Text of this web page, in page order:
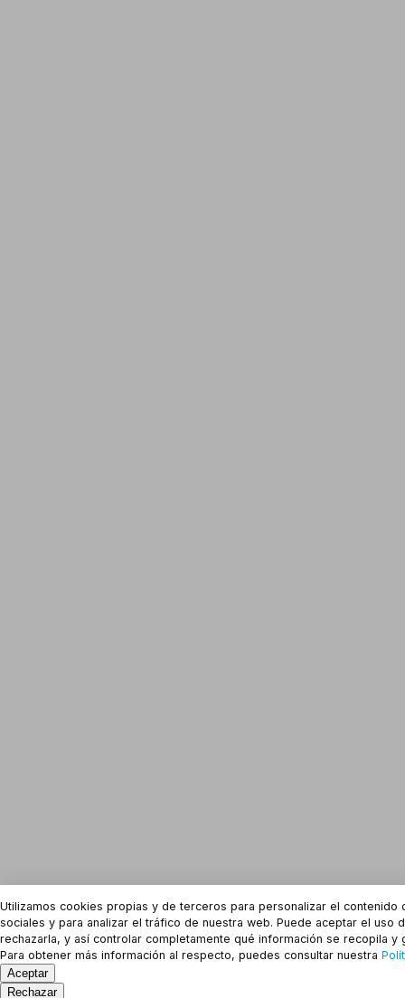
Utilizamos cookies propias y de terceros para personalizar el
sociales y para analizar el tráfico de nuestra web. Puede aceptar el
rechazarla, y así controlar completamente qué información se recopila
Para obtener más información al respecto, puedes consultar nuestra
Aceptar
Rechazar